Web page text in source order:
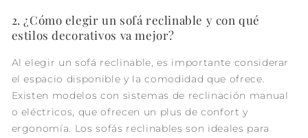
2. ¿Cómo elegir un sofá reclinable y con qué
estilos decorativos va mejor?
Al elegir un sofá reclinable, es importante considerar
el espacio disponible y la comodidad que ofrece.
Existen modelos con sistemas de reclinación manual
o eléctricos, que ofrecen un plus de confort y
ergonomía. Los sofás reclinables son ideales para